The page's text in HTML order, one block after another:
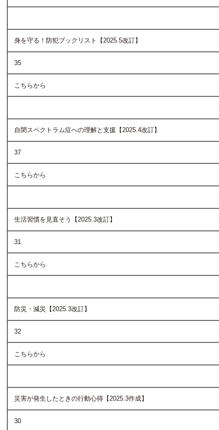
身を守る！防犯ブックリスト【2025.5改訂】
35
こちらから
自閉スペクトラム症への理解と支援【2025.4改訂】
37
こちらから
生活習慣を見直そう【2025.3改訂】
31
こちらから
防災・減災【2025.3改訂】
32
こちらから
災害が発生したときの行動心得【2025.3作成】
30